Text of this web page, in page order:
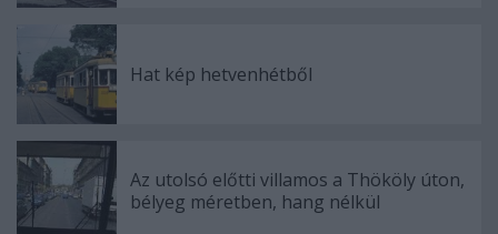
Hat kép hetvenhétből
Az utolsó előtti villamos a Thököly úton,
bélyeg méretben, hang nélkül